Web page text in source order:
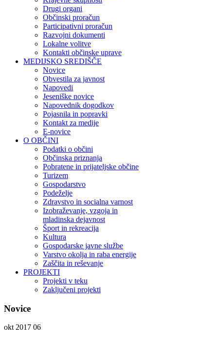
Drugi organi
Občinski proračun
Participativni proračun
Razvojni dokumenti
Lokalne volitve
Kontakti občinske uprave
MEDIJSKO SREDIŠČE
Novice
Obvestila za javnost
Napovedi
Jeseniške novice
Napovednik dogodkov
Pojasnila in popravki
Kontakt za medije
E-novice
O OBČINI
Podatki o občini
Občinska priznanja
Pobratene in prijateljske občine
Turizem
Gospodarstvo
Podeželje
Zdravstvo in socialna varnost
Izobraževanje, vzgoja in
mladinska dejavnost
Šport in rekreacija
Kultura
Gospodarske javne službe
Varstvo okolja in raba energije
Zaščita in reševanje
PROJEKTI
Projekti v teku
Zaključeni projekti
Novice
okt 2017 06